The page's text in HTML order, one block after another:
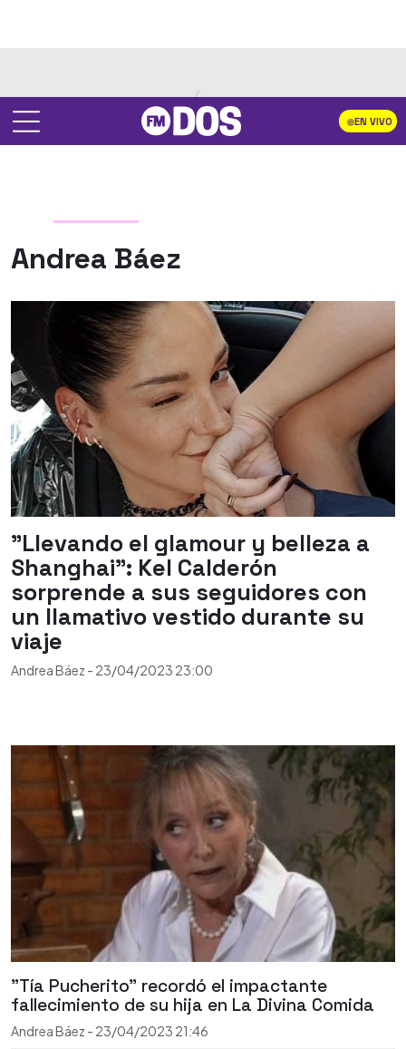
EN VIVO
Andrea Báez
"Llevando el glamour y belleza a
Shanghai": Kel Calderón
sorprende a sus seguidores con
un llamativo vestido durante su
viaje
Andrea Báez - 23/04/2023 23:00
"Tía Pucherito" recordó el impactante
fallecimiento de su hija en La Divina Comida
Andrea Báez - 23/04/2023 21:46